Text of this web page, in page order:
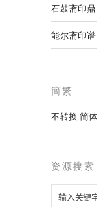
石鼓斋印鼎
能尔斋印谱
簡繁
不转换 简
资源搜索